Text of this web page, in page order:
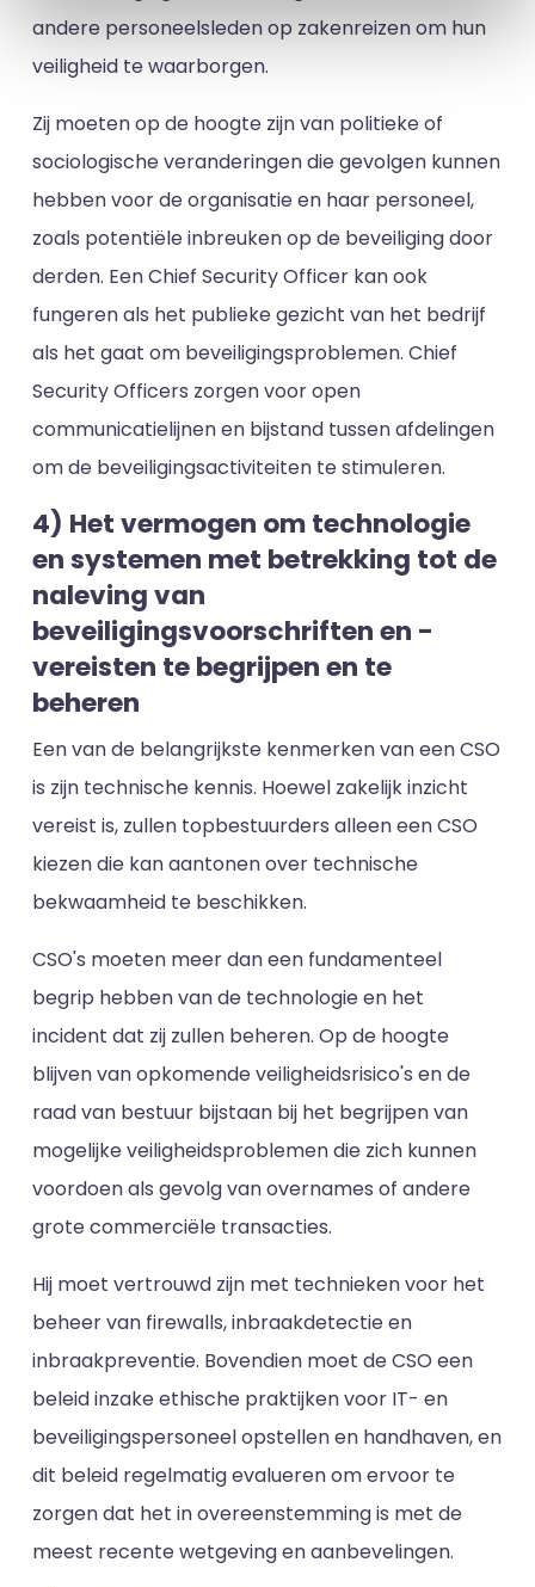
andere personeelsleden op zakenreizen om hun
veiligheid te waarborgen.
Zij moeten op de hoogte zijn van politieke of
sociologische veranderingen die gevolgen kunnen
hebben voor de organisatie en haar personeel,
zoals potentiële inbreuken op de beveiliging door
derden. Een Chief Security Officer kan ook
fungeren als het publieke gezicht van het bedrijf
als het gaat om beveiligingsproblemen. Chief
Security Officers zorgen voor open
communicatielijnen en bijstand tussen afdelingen
om de beveiligingsactiviteiten te stimuleren.
4) Het vermogen om technologie
en systemen met betrekking tot de
naleving van
beveiligingsvoorschriften en -
vereisten te begrijpen en te
beheren
Een van de belangrijkste kenmerken van een CSO
is zijn technische kennis. Hoewel zakelijk inzicht
vereist is, zullen topbestuurders alleen een CSO
kiezen die kan aantonen over technische
bekwaamheid te beschikken.
CSO's moeten meer dan een fundamenteel
begrip hebben van de technologie en het
incident dat zij zullen beheren. Op de hoogte
blijven van opkomende veiligheidsrisico's en de
raad van bestuur bijstaan bij het begrijpen van
mogelijke veiligheidsproblemen die zich kunnen
voordoen als gevolg van overnames of andere
grote commerciële transacties.
Hij moet vertrouwd zijn met technieken voor het
beheer van firewalls, inbraakdetectie en
inbraakpreventie. Bovendien moet de CSO een
beleid inzake ethische praktijken voor IT- en
beveiligingspersoneel opstellen en handhaven, en
dit beleid regelmatig evalueren om ervoor te
zorgen dat het in overeenstemming is met de
meest recente wetgeving en aanbevelingen.